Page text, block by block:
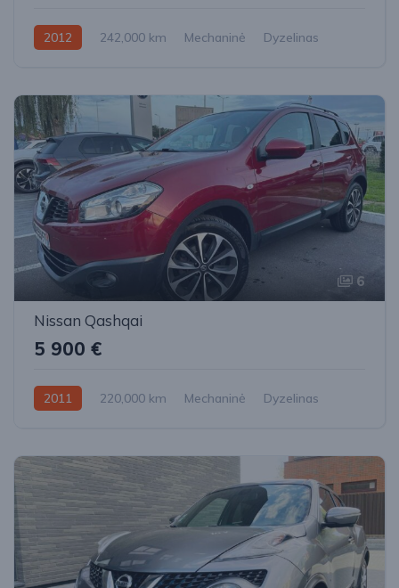
2012 242,000 km Mechaninė
Dyzelinas
6
Nissan Qashqai
5 900 €
2011 220,000 km Mechaninė
Dyzelinas